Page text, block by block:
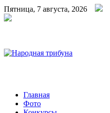
Пятница, 7 августа, 2026
Народная трибуна
Калининская районная газета
Главная
Фото